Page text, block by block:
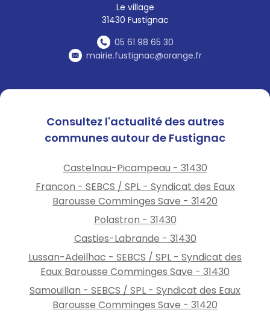
Le village
31430 Fustignac
05 61 98 65 30
mairie.fustignac@orange.fr
Consultez l'actualité des autres
communes autour de Fustignac
Castelnau-Picampeau - 31430
Francon - SEBCS / SPL - Syndicat des Eaux
Barousse Comminges Save - 31420
Polastron - 31430
Casties-Labrande - 31430
Lussan-Adeilhac - SEBCS / SPL - Syndicat des
Eaux Barousse Comminges Save - 31430
Samouillan - SEBCS / SPL - Syndicat des Eaux
Barousse Comminges Save - 31420